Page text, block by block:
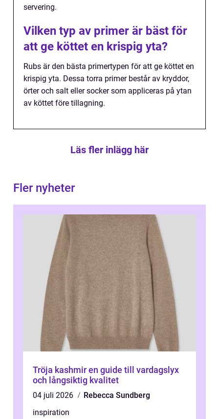
servering.
Vilken typ av primer är bäst för
att ge köttet en krispig yta?
Rubs är den bästa primertypen för att ge köttet en
krispig yta. Dessa torra primer består av kryddor,
örter och salt eller socker som appliceras på ytan
av köttet före tillagning.
Läs fler inlägg här
Fler nyheter
Tröja kashmir en guide till vardagslyx
och långsiktig kvalitet
04 juli 2026
Rebecca Sundberg
inspiration